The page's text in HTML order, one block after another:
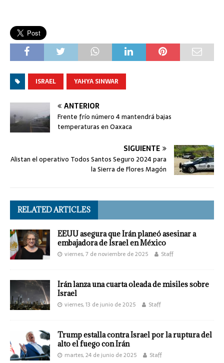
ISRAEL YAHYA SINWAR
ANTERIOR
Frente frío número 4 mantendrá bajas
temperaturas en Oaxaca
SIGUIENTE
Alistan el operativo Todos Santos Seguro 2024 para
la Sierra de Flores Magón
RELATED ARTICLES
EEUU asegura que Irán planeó asesinar a
embajadora de Israel en México
viernes, 7 de noviembre de 2025 Staff
Irán lanza una cuarta oleada de misiles sobre
Israel
viernes, 13 de junio de 2025 Staff
Trump estalla contra Israel por la ruptura del
alto el fuego con Irán
martes, 24 de junio de 2025 Staff